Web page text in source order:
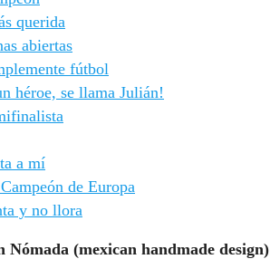
querida
abiertas
fútbol
héroe, se llama Julián!
a mí
de Europa
y no llora
(mexican handmade design)